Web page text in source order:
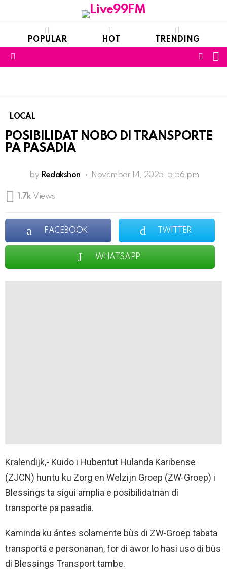
POPULAR HOT TRENDING
LOCAL
POSIBILIDAT NOBO DI TRANSPORTE
PA PASADIA
by Redakshon November 14, 2025, 5:56 pm
1.7k Views
FACEBOOK TWITTER
WHATSAPP
Kralendijk,- Kuido i Hubentut Hulanda Karibense
(ZJCN) huntu ku Zorg en Welzijn Groep (ZW-Groep) i
Blessings ta sigui amplia e posibilidatnan di
transporte pa pasadia.
Kaminda ku ántes solamente bùs di ZW-Groep tabata
transportá e personanan, for di awor lo hasi uso di bùs
di Blessings Transport tambe.